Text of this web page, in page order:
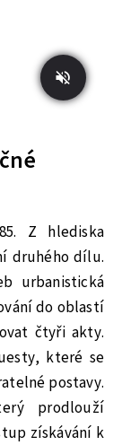
Z hlediska
druhého dílu.
urbanistická
do oblastí
čtyři akty.
které se
postavy.
prodlouží
získávání k